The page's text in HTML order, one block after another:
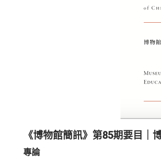
《博物館簡訊》第85期要目
專論